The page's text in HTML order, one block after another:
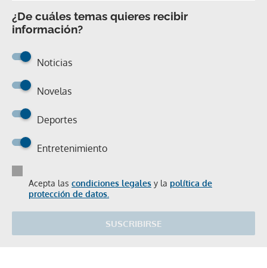
¿De cuáles temas quieres recibir
información?
Noticias
Novelas
Deportes
Entretenimiento
Acepta las condiciones legales y la política de
protección de datos.
SUSCRIBIRSE